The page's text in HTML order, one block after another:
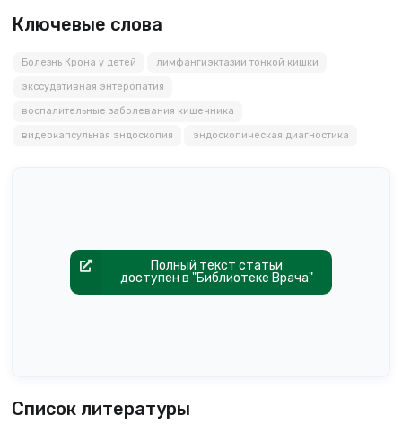
Ключевые слова
Болезнь Крона у детей лимфангиэктазии тонкой кишки
экссудативная энтеропатия
воспалительные заболевания кишечника
видеокапсульная эндоскопия эндоскопическая диагностика
Полный текст статьи
доступен в "Библиотеке Врача"
Список литературы